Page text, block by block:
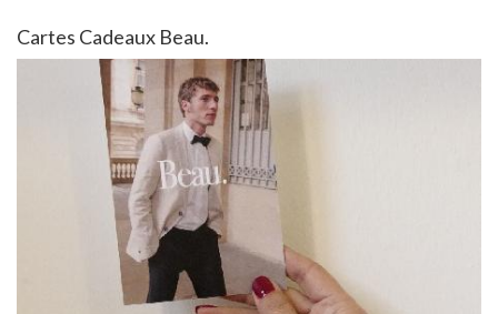
Cartes Cadeaux Beau.